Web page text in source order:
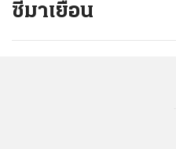
ซีมาเยือน